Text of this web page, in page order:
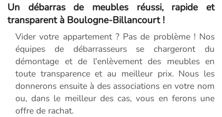
Un débarras de meubles réussi, rapide et
transparent à Boulogne-Billancourt !
Vider votre appartement ? Pas de problème ! Nos
équipes de débarrasseurs se chargeront du
démontage et de l'enlèvement des meubles en
toute transparence et au meilleur prix. Nous les
donnerons ensuite à des associations en votre nom
ou, dans le meilleur des cas, vous en ferons une
offre de rachat.